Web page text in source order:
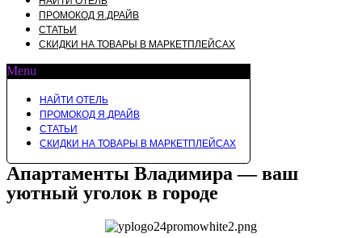
ПРОМОКОД Я.ДРАЙВ
СТАТЬИ
СКИДКИ НА ТОВАРЫ В МАРКЕТПЛЕЙСАХ
Menu
НАЙТИ ОТЕЛЬ
ПРОМОКОД Я.ДРАЙВ
СТАТЬИ
СКИДКИ НА ТОВАРЫ В МАРКЕТПЛЕЙСАХ
Апартаменты Владимира — ваш
уютный уголок в городе